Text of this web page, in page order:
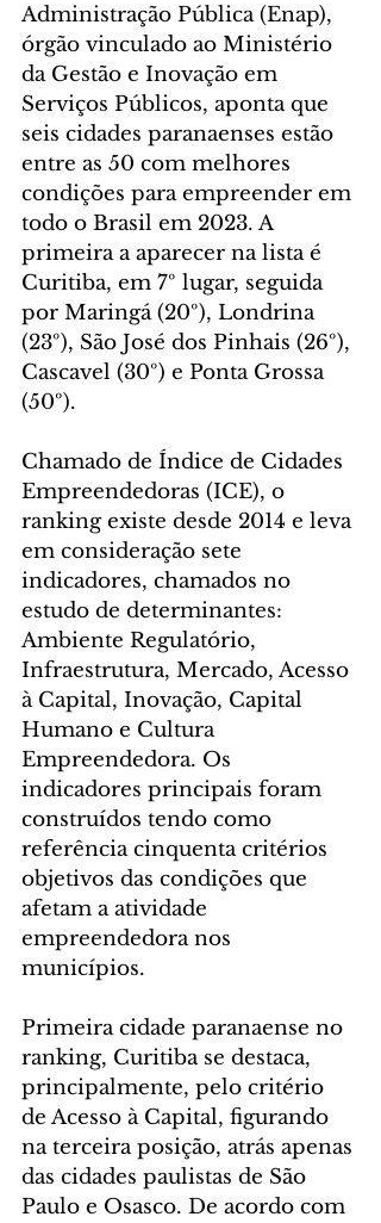
Administração Pública (Enap),
órgão vinculado ao Ministério
da Gestão e Inovação em
Serviços Públicos, aponta que
seis cidades paranaenses estão
entre as 50 com melhores
condições para empreender em
todo o Brasil em 2023. A
primeira a aparecer na lista é
Curitiba, em 7º lugar, seguida
por Maringá (20º), Londrina
(23º), São José dos Pinhais (26º),
Cascavel (30º) e Ponta Grossa
(50º).
Chamado de Índice de Cidades
Empreendedoras (ICE), o
ranking existe desde 2014 e leva
em consideração sete
indicadores, chamados no
estudo de determinantes:
Ambiente Regulatório,
Infraestrutura, Mercado, Acesso
à Capital, Inovação, Capital
Humano e Cultura
Empreendedora. Os
indicadores principais foram
construídos tendo como
referência cinquenta critérios
objetivos das condições que
afetam a atividade
empreendedora nos
municípios.
Primeira cidade paranaense no
ranking, Curitiba se destaca,
principalmente, pelo critério
de Acesso à Capital, figurando
na terceira posição, atrás apenas
das cidades paulistas de São
Paulo e Osasco. De acordo com